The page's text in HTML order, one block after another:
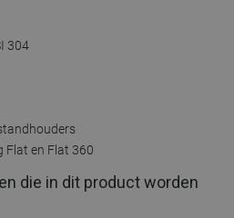
304
Flat en Flat 360
die in dit product worden